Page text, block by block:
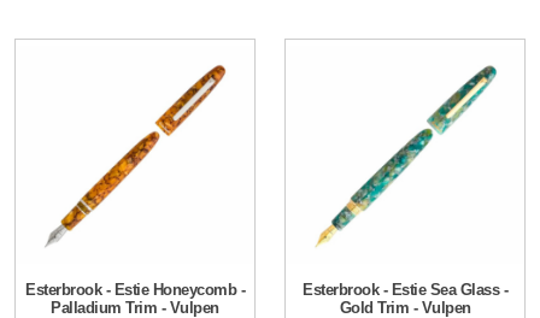
Esterbrook - Estie Honeycomb -
Palladium Trim - Vulpen
Esterbrook - Estie Sea Glass -
Gold Trim - Vulpen